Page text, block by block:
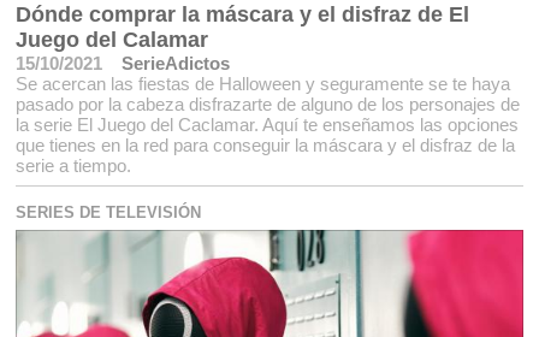
Dónde comprar la máscara y el disfraz de El
Juego del Calamar
15/10/2021
SerieAdictos
Se acercan las fiestas de Halloween y seguramente se te haya
pasado por la cabeza disfrazarte de alguno de los personajes de
la serie El Juego del Caclamar. Aquí te enseñamos las opciones
que tienes en la red para conseguir la máscara y el disfraz de la
serie a tiempo.
SERIES DE TELEVISIÓN